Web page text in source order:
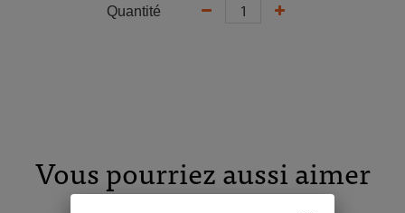
Quantité
Vous pourriez aussi aimer